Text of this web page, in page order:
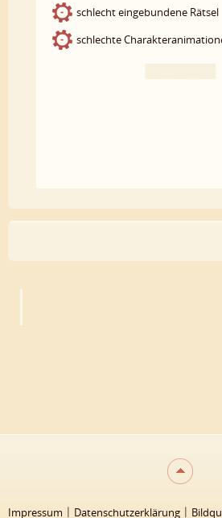
schlecht eingebundene Rätsel
schlechte
Impressum Datenschutzerklärung